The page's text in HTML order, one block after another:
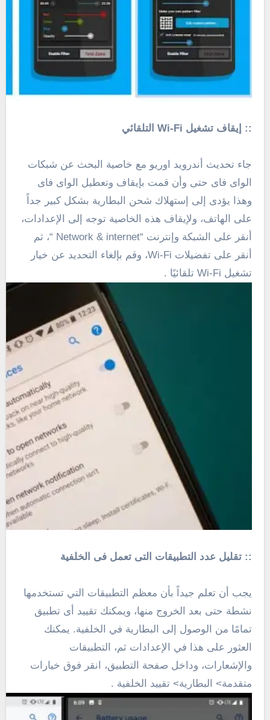
:: إيقاف تشغيل Wi-Fi التلقائي
جاء تحديث أندرويد اوريو مع خاصية البحث عن شبكات
الواى فاى حتى وأن قمت بإيقاف وتعطيل الواى فاى
وهذا يؤدى إلى إستهلاك شحن البطارية بشكل كبير جداً
على الهاتف، ولإيقاف هذه الخاصية توجه إلى الإعدادات،
أنقر على الشبكة وإنترنت “Network & internet “، ثم
أنقر على تفضيلات Wi-Fi
، وقم بإلغاء التحديد عن خيار
تشغيل Wi-Fi تلقائيًا
.
:: تقليل عدد التطبيقات التى تعمل فى الخلفية
يجب أن تعلم جيداً بأن معظم التطبيقات التي تستخدمها
نشطة حتى بعد الخروج منها، ويمكنك تقييد أى تطبيق
تمامًا من الوصول إلى البطارية في الخلفية. يمكنك
العثور على هذا في الإعدادات ثم، التطبيقات
والإشعارات، وداخل صفحة التطبيق، انقر فوق خيارات
متقدمة> البطارية> تقييد الخلفية .